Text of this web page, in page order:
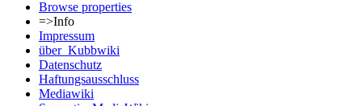
Browse properties
=>Info
Impressum
über_Kubbwiki
Datenschutz
Haftungsausschluss
Mediawiki